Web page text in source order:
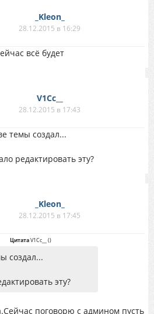
_Kleon_
28.12.2015 в 16:29
всё будет
V1Cc__
28.12.2015 в 17:43
темы создал...
редактировать эту?
_Kleon_
28.12.2015 в 17:45
ЦитатаV1Cc__ ()
создал...
эту?
поговорю с админом пусть